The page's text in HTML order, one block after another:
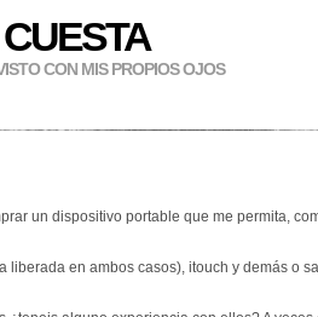
CON MIS PROPIOS OJOS
un dispositivo portable que me permita,
en ambos casos), itouch y demás o